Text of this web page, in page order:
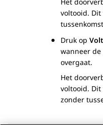
voltooid.
Druk op
wanneer
overgaat.
Het
voltooid.
zonder